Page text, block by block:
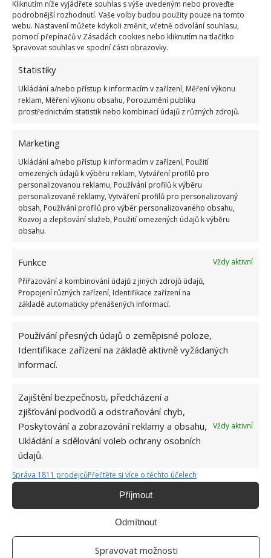
Kliknutím níže vyjádřete souhlas s výše uvedeným nebo proveďte
podrobnější rozhodnutí. Vaše volby budou použity pouze na tomto
webu. Nastavení můžete kdykoli změnit, včetně odvolání souhlasu,
pomocí přepínačů v Zásadách cookies nebo kliknutím na tlačítko
Spravovat souhlas ve spodní části obrazovky.
Statistiky
Ukládání a/nebo přístup k informacím v zařízení, Měření výkonu
reklam, Měření výkonu obsahu, Porozumění publiku
prostřednictvím statistik nebo kombinací údajů z různých zdrojů.
Marketing
Ukládání a/nebo přístup k informacím v zařízení, Použití
omezených údajů k výběru reklam, Vytváření profilů pro
personalizovanou reklamu, Používání profilů k výběru
personalizované reklamy, Vytváření profilů pro personalizovaný
obsah, Používání profilů pro výběr personalizovaného obsahu,
Rozvoj a zlepšování služeb, Použití omezených údajů k výběru
obsahu.
Funkce
Vždy aktivní
Přiřazování a kombinování údajů z jiných zdrojů údajů,
Propojení různých zařízení, Identifikace zařízení na
základě automaticky přenášených informací.
Používání přesných údajů o zeměpisné poloze,
Identifikace zařízení na základě aktivně vyžádaných
informací.
Zajištění bezpečnosti, předcházení a
zjišťování podvodů a odstraňování chyb,
Poskytování a zobrazování reklamy a obsahu,
Ukládání a sdělování voleb ochrany osobních
údajů.
Vždy aktivní
Správa 1811 prodejcůPřečtěte si více o těchto účelech
Příjmout
Odmítnout
Spravovat možnosti
o vrzajících dveřích, stačí mýdlem potřít panty, kde to
vrže.
Zamezí mlžení brýlí
Potřete obě strany brýlí namydlenými prsty a utřete do
sucha. Brýle se vám nebudu mlžit.
No občas se to může stát, že někomu zkrátka zrovna
nevoní obuv. Pak je pomoc snadná. Stačí vložit
zabalená mýdla (v novinách, papíru) do bot a nechat
přes noc. Ráno bude obuv opět v pořádku, zápach
zmizí.
Fotografie: Pixabay
MÝDLO